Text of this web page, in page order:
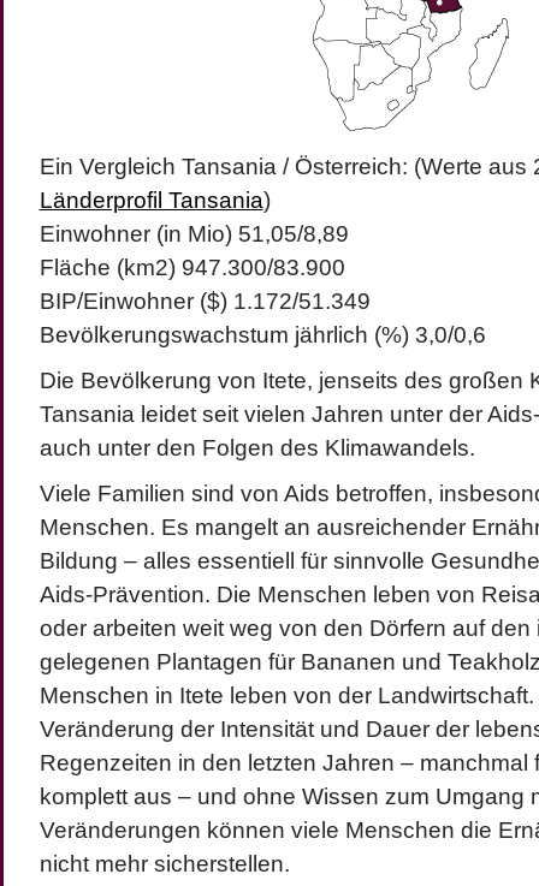
Ein Vergleich Tansania / Österreich: (Werte
Länderprofil Tansania)
Einwohner (in Mio) 51,05/8,89
Fläche (km2) 947.300/83.900
BIP/Einwohner ($) 1.172/51.349
Bevölkerungswachstum jährlich (%) 3,0/0,6
Die Bevölkerung von Itete, jenseits des großen
Tansania leidet seit vielen Jahren unter der
auch unter den Folgen des Klimawandels.
Viele Familien sind von Aids betroffen,
Menschen. Es mangelt an ausreichender
Bildung – alles essentiell für sinnvolle
Aids-Prävention. Die Menschen leben von
oder arbeiten weit weg von den Dörfern auf den
gelegenen Plantagen für Bananen und
Menschen in Itete leben von der
Veränderung der Intensität und Dauer der
Regenzeiten in den letzten Jahren – manchmal
komplett aus – und ohne Wissen zum Umgang
Veränderungen können viele Menschen die
nicht mehr sicherstellen.